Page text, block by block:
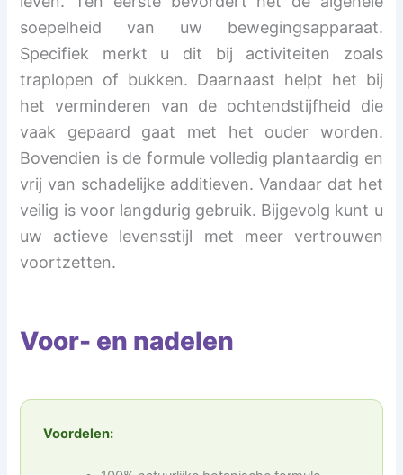
soepelheid van uw bewegingsapparaat.
Specifiek merkt u dit bij activiteiten zoals
traplopen of bukken. Daarnaast helpt het bij
het verminderen van de ochtendstijfheid die
vaak gepaard gaat met het ouder worden.
Bovendien is de formule volledig plantaardig en
vrij van schadelijke additieven. Vandaar dat het
veilig is voor langdurig gebruik. Bijgevolg kunt u
uw actieve levensstijl met meer vertrouwen
voortzetten.
Voor- en nadelen
Voordelen: